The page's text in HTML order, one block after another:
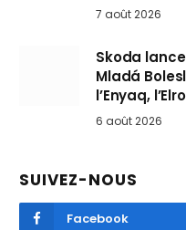
7 août 2026
Skoda
Mladá
l’Enyaq,
6 août 2026
SUIVEZ-NOUS
Facebook